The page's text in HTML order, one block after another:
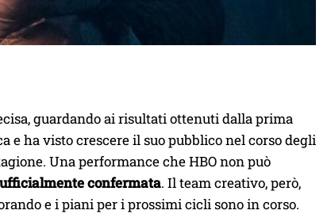
guardando ai risultati ottenuti dalla prima
ha visto crescere il suo pubblico nel corso degli
Una performance che HBO non può
confermata. Il team creativo, però,
e i piani per i prossimi cicli sono in corso.